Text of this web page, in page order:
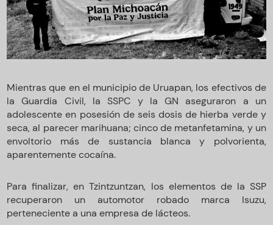
Mientras que en el municipio de Uruapan, los efectivos de
la Guardia Civil, la SSPC y la GN aseguraron a un
adolescente en posesión de seis dosis de hierba verde y
seca, al parecer marihuana; cinco de metanfetamina, y un
envoltorio más de sustancia blanca y polvorienta,
aparentemente cocaína.
Para finalizar, en Tzintzuntzan, los elementos de la SSP
recuperaron un automotor robado marca Isuzu,
perteneciente a una empresa de lácteos.